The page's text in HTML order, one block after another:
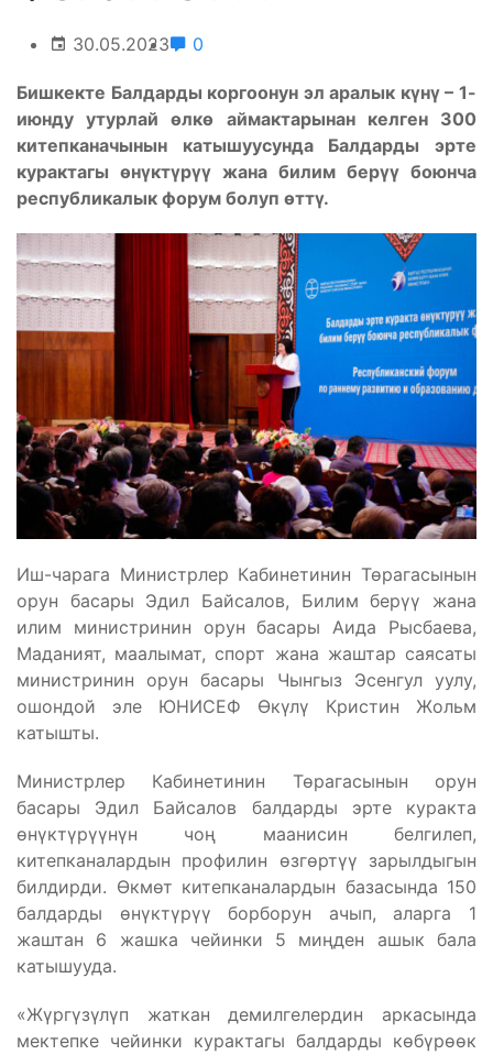
30.05.2023 0
Бишкекте Балдарды коргоонун эл аралык күнү – 1-
июнду утурлай өлкө аймактарынан келген 300
китепканачынын катышуусунда Балдарды эрте
курактагы өнүктүрүү жана билим берүү боюнча
республикалык форум болуп өттү.
Иш-чарага Министрлер Кабинетинин Төрагасынын
орун басары Эдил Байсалов, Билим берүү жана
илим министринин орун басары Аида Рысбаева,
Маданият, маалымат, спорт жана жаштар саясаты
министринин орун басары Чынгыз Эсенгул уулу,
ошондой эле ЮНИСЕФ Өкүлү Кристин Жольм
катышты.
Министрлер Кабинетинин Төрагасынын орун
басары Эдил Байсалов балдарды эрте куракта
өнүктүрүүнүн чоң маанисин белгилеп,
китепканалардын профилин өзгөртүү зарылдыгын
билдирди. Өкмөт китепканалардын базасында 150
балдарды өнүктүрүү борборун ачып, аларга 1
жаштан 6 жашка чейинки 5 миңден ашык бала
катышууда.
«Жүргүзүлүп жаткан демилгелердин аркасында
мектепке чейинки курактагы балдарды көбүрөөк